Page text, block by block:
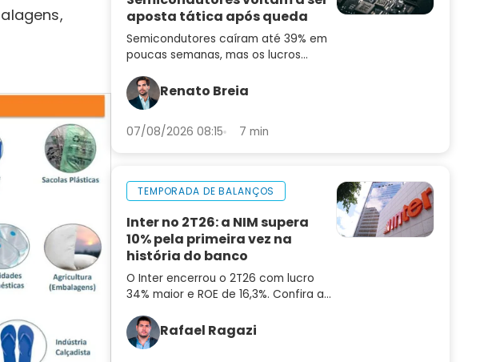
aposta tática após queda
Semicondutores caíram até 39% em
poucas semanas, mas os lucros
setor pode ser uma oportunidade
agora
Renato Breia
07/08/2026 08:15 7 min
TEMPORADA DE BALANÇOS
Inter no 2T26: a NIM supera
10% pela primeira vez na
história do banco
O Inter encerrou o 2T26 com lucro
34% maior e ROE de 16,3%. Confira a
para INBR32Rafael Ragazi